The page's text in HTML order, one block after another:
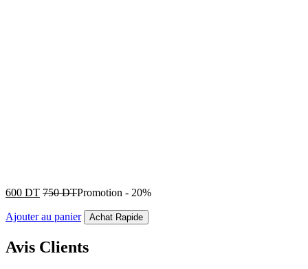
600 DT 750DTPromotion - 20%
Ajouter au panier Achat Rapide
Avis Clients